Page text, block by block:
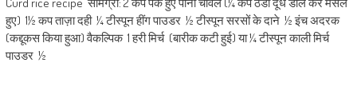
हुए) 1½ कप ताज़ा दही ¼ टीस्पून हींग पाउडर ½ टीस्पून सरसों के दाने ½ इंच अदरक
(कद्दूकस किया हुआ) वैकल्पिक 1 हरी मिर्च (बारीक कटी हुई) या ¼ टीस्पून काली मिर्च
पाउडर ½